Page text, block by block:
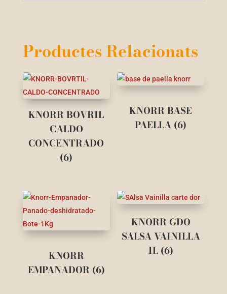
Productes Relacionats
KNORR BOVRIL
CALDO
CONCENTRADO
(6)
KNORR BASE
PAELLA (6)
KNORR
EMPANADOR (6)
KNORR GDO
SALSA VAINILLA
1L (6)